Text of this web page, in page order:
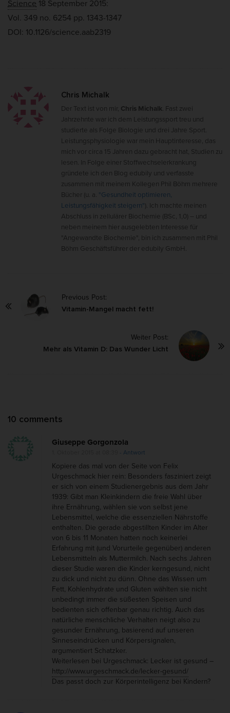
Science 18 September 2015:
Vol. 349 no. 6254 pp. 1343-1347
DOI: 10.1126/science.aab2319
Chris Michalk
Der Text ist von mir, Chris Michalk. Fast zwei
Jahrzehnte war ich dem Leistungssport treu und
studierte als Folge Biologie und drei Jahre Sport.
Leistungsphysiologie war mein Hauptinteresse, das
mich vor circa 15 Jahren dazu gebracht hat, Studien zu
lesen. In Folge einer Stoffwechselerkrankung
gründete ich den Blog edubily und verfasste
zusammen mit meinem Kollegen Phil Böhm mehrere
Bücher (u. a. "Gesundheit optimieren,
Leistungsfähigkeit steigern"). Ich machte meinen
Abschluss in zellulärer Biochemie (BSc, 1,0) – und
neben meinem hier ausgelebten Interesse für
"Angewandte Biochemie", bin ich zusammen mit Phil
Böhm Geschäftsführer der edubily GmbH.
Previous Post:
Vitamin-Mangel macht fett!
Weiter Post:
Mehr als Vitamin D: Das Wunder Licht
10 comments
D
e
I
n
u
i
t
-
E
r
n
ä
h
r
u
n
g
Giuseppe Gorgonzola
- Antwort
Kopiere das mal von der Seite von Felix
Urgeschmack hier rein: Besonders fasziniert zeigt
er sich von einem Studienergebnis aus dem Jahr
1939: Gibt man Kleinkindern die freie Wahl über
ihre Ernährung, wählen sie von selbst jene
Lebensmittel, welche die essenziellen Nährstoffe
enthalten. Die gerade abgestillten Kinder im Alter
von 6 bis 11 Monaten hatten noch keinerlei
Erfahrung mit (und Vorurteile gegenüber) anderen
Lebensmitteln als Muttermilch. Nach sechs Jahren
dieser Studie waren die Kinder kerngesund, nicht
zu dick und nicht zu dünn. Ohne das Wissen um
Fett, Kohlenhydrate und Gluten wählten sie nicht
unbedingt immer die süßesten Speisen und
bedienten sich offenbar genau richtig. Auch das
natürliche menschliche Verhalten neigt also zu
gesunder Ernährung, basierend auf unseren
Sinneseindrücken und Körpersignalen,
argumentiert Schatzker.
Weiterlesen bei Urgeschmack: Lecker ist gesund –
http://www.urgeschmack.de/lecker-gesund/
Das passt doch zur Körperintelligenz bei Kindern?